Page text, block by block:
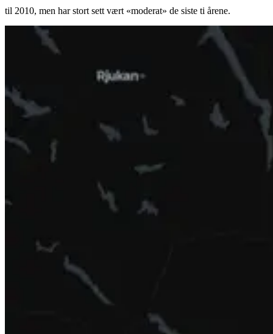
til 2010, men har stort sett vært «moderat» de siste ti årene.